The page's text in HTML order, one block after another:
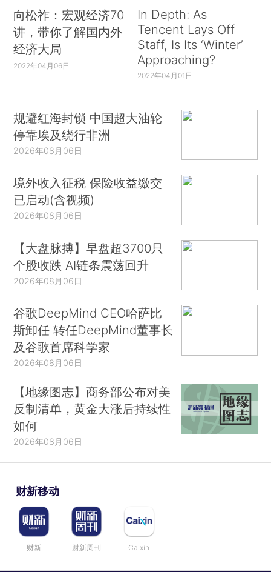
向松祚：宏观经济70
讲，带你了解国内外
经济大局
2022年04月06日
In Depth: As
Tencent Lays Off
Staff, Is Its ‘Winter’
Approaching?
2022年04月01日
规避红海封锁 中国超大油轮
停靠埃及绕行非洲
2026年08月06日
境外收入征税 保险收益缴交
已启动(含视频)
2026年08月06日
【大盘脉搏】早盘超3700只
个股收跌 AI链条震荡回升
2026年08月06日
谷歌DeepMind CEO哈萨比
斯卸任 转任DeepMind董事长
及谷歌首席科学家
2026年08月06日
【地缘图志】商务部公布对美
反制清单，黄金大涨后持续性
如何
2026年08月06日
财新移动
财新 财新周刊 Caixin